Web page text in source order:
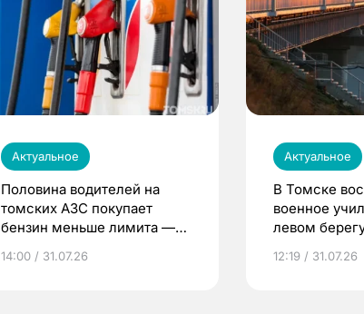
Актуальное
Половина водителей на
томских АЗС покупает
бензин меньше лимита —
14:00 / 31.07.26
Актуальное
В Томске
военное
левом
12:19 / 31.07.26